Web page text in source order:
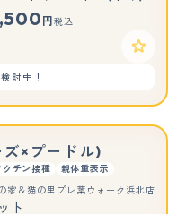
円 税込
討中！
×プードル)
クチン接種
親体重表示
家＆猫の里プレ葉ウォーク浜北店
ト